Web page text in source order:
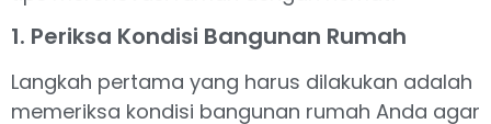
1. Periksa Kondisi Bangunan Rumah
Langkah pertama yang harus dilakukan adalah
memeriksa kondisi bangunan rumah Anda agar